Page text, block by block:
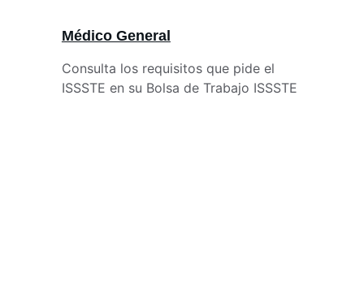
Consulta los requisitos que pide el
ISSSTE en su Bolsa de Trabajo ISSSTE
Médico General